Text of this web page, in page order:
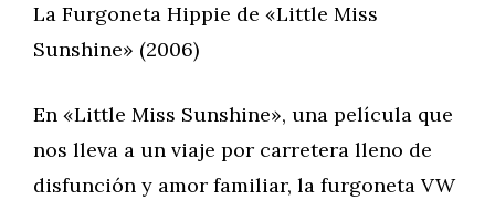
La Furgoneta Hippie de «Little Miss
Sunshine» (2006)
En «Little Miss Sunshine», una película que
nos lleva a un viaje por carretera lleno de
disfunción y amor familiar, la furgoneta VW